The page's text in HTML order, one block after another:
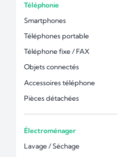
Téléphonie
Smartphones
Téléphones portable
Téléphone fixe / FAX
Objets connectés
Accessoires téléphone
Pièces détachées
Électroménager
Lavage / Séchage